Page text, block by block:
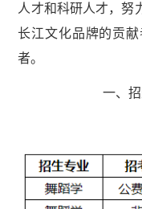
人才和科研人才，努
长江文化品牌的贡
者。
一、